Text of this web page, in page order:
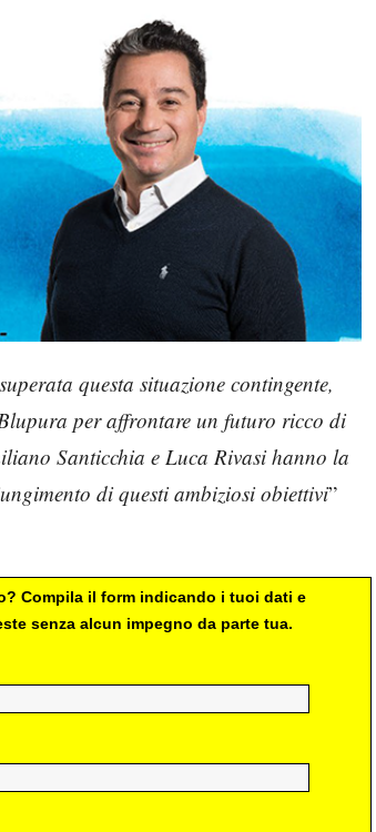
questa situazione contingente,
per affrontare un futuro ricco di
Santicchia e Luca Rivasi hanno la
di questi ambiziosi obiettivi”
Compila il form indicando i tuoi dati e
senza alcun impegno da parte tua.